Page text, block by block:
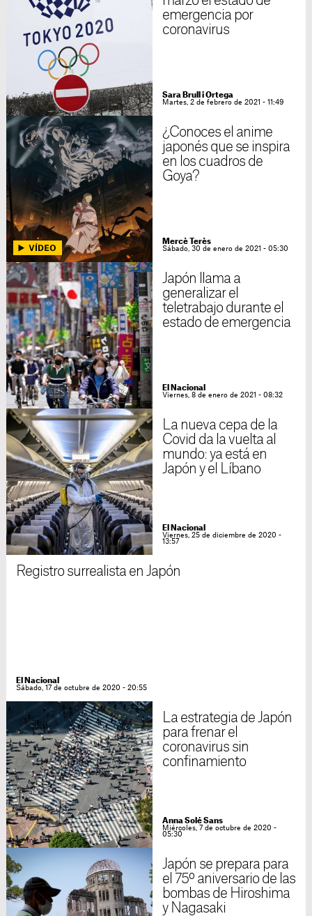
emergencia por
coronavirus
Sara Brull i Ortega
Martes, 2 de febrero de 2021 - 11:49
¿Conoces el anime
japonés que se inspira
en los cuadros de
Goya?
Mercè Terès
Sábado, 30 de enero de 2021 - 05:30
Japón llama a
generalizar el
teletrabajo durante el
estado de emergencia
El Nacional
Viernes, 8 de enero de 2021 - 08:32
La nueva cepa de la
Covid da la vuelta al
mundo: ya está en
Japón y el Líbano
El Nacional
Viernes, 25 de diciembre de 2020 -
13:57
Registro surrealista en Japón
El Nacional
Sábado, 17 de octubre de 2020 - 20:55
La estrategia de Japón
para frenar el
coronavirus sin
confinamiento
Anna Solé Sans
Miércoles, 7 de octubre de 2020 -
05:30
Japón se prepara para
el 75º aniversario de las
bombas de Hiroshima
y Nagasaki